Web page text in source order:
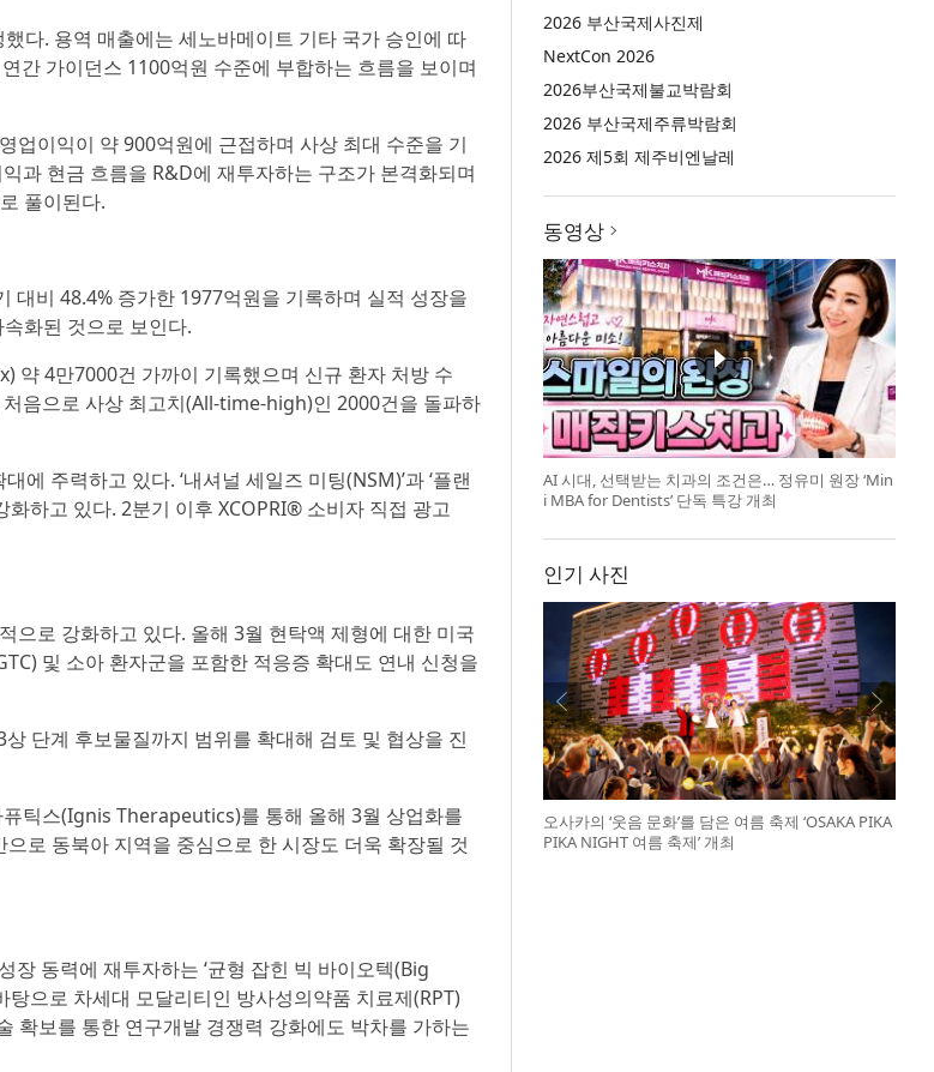
다. 용역 매출에는 세노바메이트 기타 국가 승인에 따
간 가이던스 1100억원 수준에 부합하는 흐름을 보이며
업이익이 약 900억원에 근접하며 사상 최대 수준을 기
과 현금 흐름을 R&D에 재투자하는 구조가 본격화되며
풀이된다.
비 48.4% 증가한 1977억원을 기록하며 실적 성장을
화된 것으로 보인다.
약 4만7000건 가까이 기록했으며 신규 환자 처방 수
음으로 사상 최고치(All-time-high)인 2000건을 돌파하
주력하고 있다. ‘내셔널 세일즈 미팅(NSM)’과 ‘플랜
하고 있다. 2분기 이후 XCOPRI® 소비자 직접 광고
으로 강화하고 있다. 올해 3월 현탁액 제형에 대한 미국
및 소아 환자군을 포함한 적응증 확대도 연내 신청을
단계 후보물질까지 범위를 확대해 검토 및 협상을 진
틱스(Ignis Therapeutics)를 통해 올해 3월 상업화를
로 동북아 지역을 중심으로 한 시장도 더욱 확장될 것
동력에 재투자하는 ‘균형 잡힌 빅 바이오텍(Big
으로 차세대 모달리티인 방사성의약품 치료제(RPT)
확보를 통한 연구개발 경쟁력 강화에도 박차를 가하는
2026 부산국제사진제
NextCon 2026
2026부산국제불교박람회
2026 부산국제주류박람회
2026 제5회 제주비엔날레
동영상
AI 시대, 선택받는 치과의 조건은… 정유미 원장 ‘Min
i MBA for Dentists’ 단독 특강 개최
인기 사진
오사카의 ‘웃음 문화’를 담은 여름 축제 ‘OSAKA PIKA
PIKA NIGHT 여름 축제’ 개최